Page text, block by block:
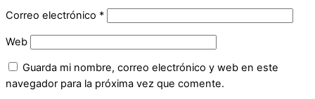
Correo electrónico *
Web
Guarda mi nombre, correo electrónico y web en este
navegador para la próxima vez que comente.